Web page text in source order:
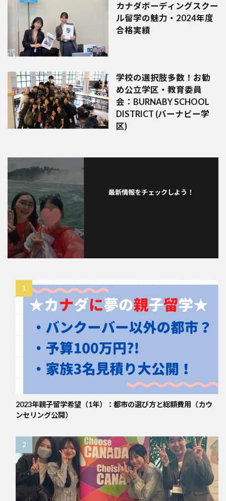
カナダボーディングスクー
ル留学の魅力・2024年度
合格実績
学校の選択肢多数！お勧
め公立学区・教育委員
会：BURNABY SCHOOL
DISTRICT (バーナビー学
区)
最新情報をチェックしよう！
2023年親子留学希望（1年）：都市の選び方と総額費用（カウ
ンセリング公開）